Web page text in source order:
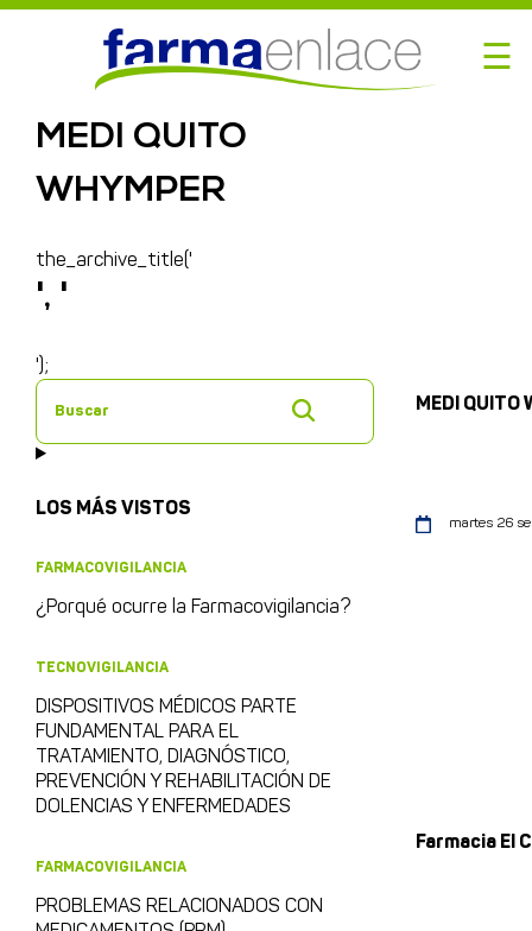
☰
MEDI QUITO
WHYMPER
the_archive_title('
', '
');
Buscar
LOS MÁS VISTOS
FARMACOVIGILANCIA
¿Porqué ocurre la Farmacovigilancia?
TECNOVIGILANCIA
DISPOSITIVOS MÉDICOS PARTE
FUNDAMENTAL PARA EL
TRATAMIENTO, DIAGNÓSTICO,
PREVENCIÓN Y REHABILITACIÓN DE
DOLENCIAS Y ENFERMEDADES
FARMACOVIGILANCIA
PROBLEMAS RELACIONADOS CON
MEDI QUITO
martes 26
Farmacia El